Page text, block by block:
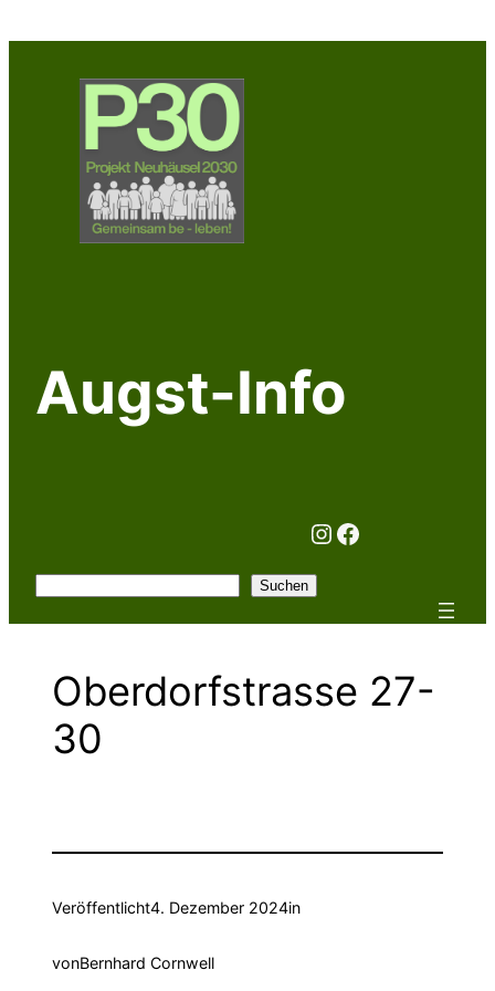
Inhalt
Augst-Info
Instagram
Facebook
Suchen
Oberdorfstrasse 27-
30
Veröffentlicht4. Dezember 2024in
vonBernhard Cornwell